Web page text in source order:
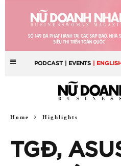
PODCAST | EVENTS | ENGLISH
Home Highlights
TGĐ,